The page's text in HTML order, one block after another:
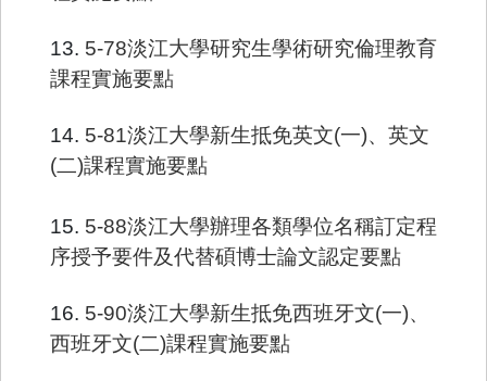
13. 5-78淡江大學研究生學術研究倫理教育
課程實施要點
14. 5-81淡江大學新生抵免英文(一)、 英文
(二)課程實施要點
15. 5-88淡江大學辦理各類學位名稱訂定程
序授予要件及代替碩博士論文認定要點
16. 5-90淡江大學新生抵免西班牙文(一)、
西班牙文(二)課程實施要點